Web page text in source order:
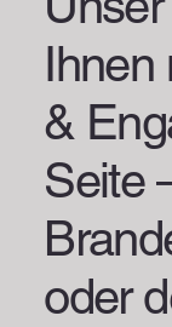
Ihnen
&
Seite
oder